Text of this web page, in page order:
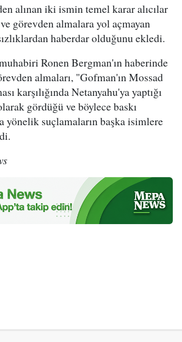
alınan iki ismin temel karar alıcılar
görevden almalara yol açmayan
haberdar olduğunu ekledi.
Ronen Bergman'ın haberinde
almaları, "Gofman'ın Mossad
karşılığında Netanyahu'ya yaptığı
gördüğü ve böylece baskı
yönelik suçlamaların başka isimlere